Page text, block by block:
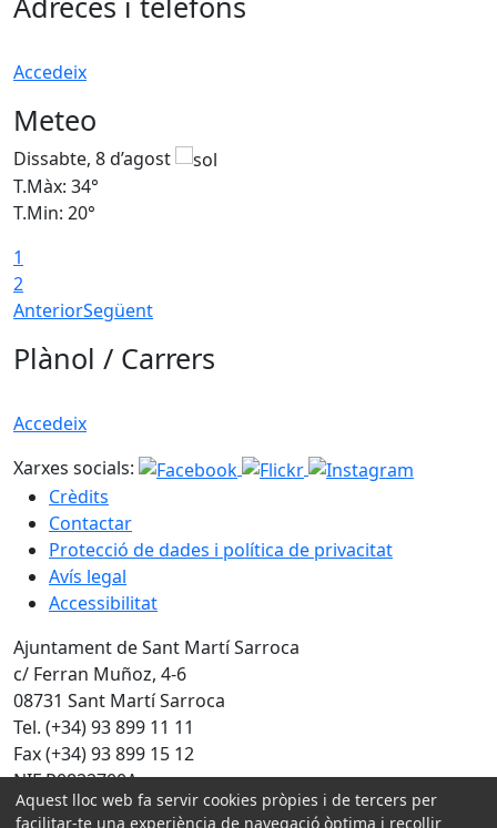
Accedeix
Meteo
Dissabte, 8 d’agost
T.Màx: 34°
T.Min: 20°
1
2
AnteriorSegüent
Plànol / Carrers
Accedeix
Xarxes socials:
Crèdits
Contactar
Protecció de dades i política de privacitat
Avís legal
Accessibilitat
Ajuntament de Sant Martí Sarroca
c/ Ferran Muñoz, 4-6
08731 Sant Martí Sarroca
Tel. (+34) 93 899 11 11
Fax (+34) 93 899 15 12
NIF P0822700A
Aquest lloc web fa servir cookies pròpies i de tercers per
facilitar-te una experiència de navegació òptima i recollir